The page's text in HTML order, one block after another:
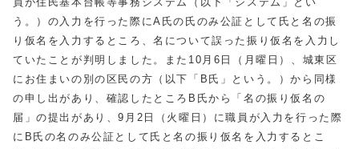
う。）の入力を行った際にA氏の氏のみ公証として氏と名の振
り仮名を入力するところ、名について誤った振り仮名を入力し
ていたことが判明しました。また10月6日（月曜日）、城東区
にお住まいの別の区民の方（以下「B氏」という。）から同様
の申し出があり、確認したところB氏から「名の振り仮名の
届」の提出があり、9月2日（火曜日）に職員が入力を行った際
にB氏の名のみ公証として氏と名の振り仮名を入力するとこ